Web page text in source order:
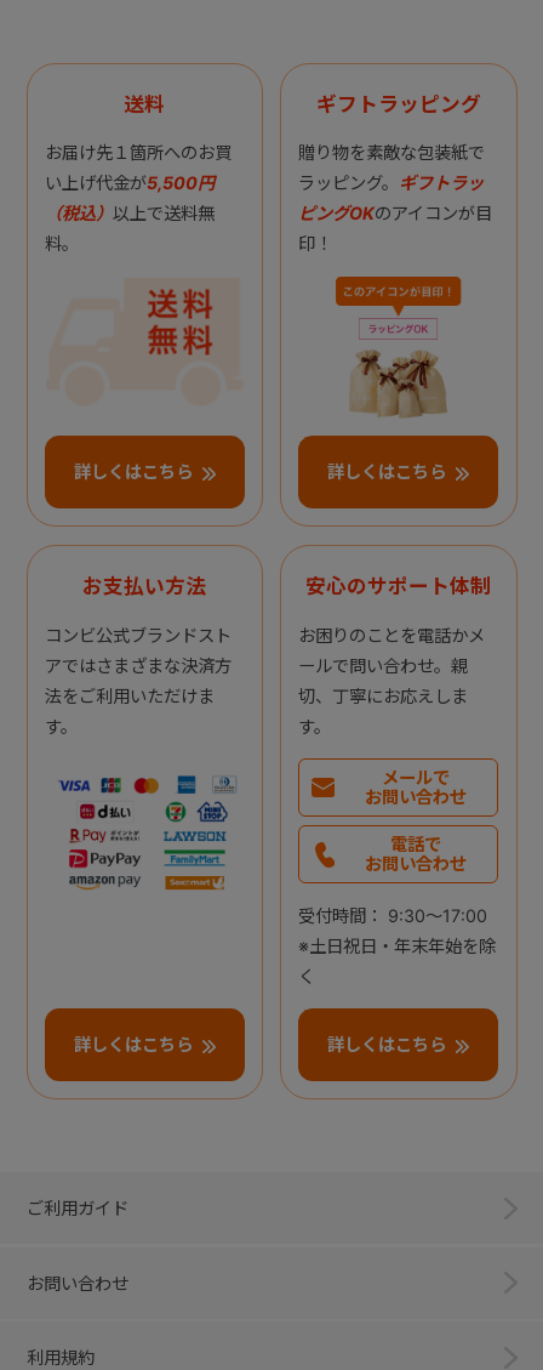
送料
お届け先１箇所へのお買
い上げ代金が5,500円
（税込） 以上で送料無
料。
詳しくはこちら
ギフトラッピング
贈り物を素敵な包装紙で
ラッピング。 ギフトラッ
ピングOKのアイコンが目
印！
詳しくはこちら
お支払い方法
コンビ公式ブランドスト
アではさまざまな決済方
法をご利用いただけま
す。
詳しくはこちら
安心のサポート体制
お困りのことを電話かメ
ールで問い合わせ。親
切、丁寧にお応えしま
す。
メールで
お問い合わせ
電話で
お問い合わせ
受付時間： 9:30～17:00
※土日祝日・年末年始を除
く
詳しくはこちら
ご利用ガイド
お問い合わせ
利用規約